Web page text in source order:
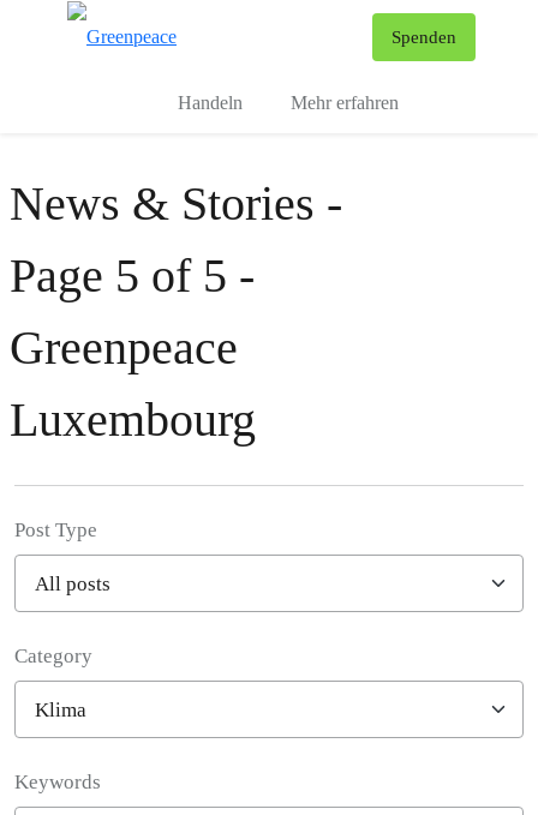
Spenden
Handeln Mehr erfahren
News & Stories -
Page 5 of 5 -
Greenpeace
Luxembourg
Post Type
Category
Keywords